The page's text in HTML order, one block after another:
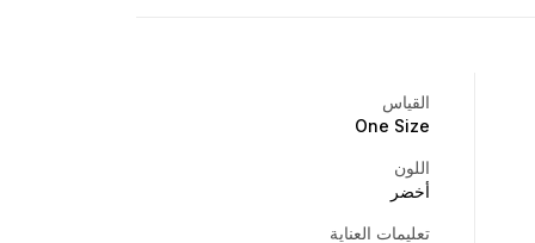
القياس
One Size
اللون
أخضر
تعليمات العناية